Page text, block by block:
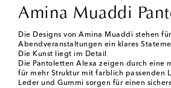
Amina Muaddi
Die Designs von Amina Muaddi stehen
Abendveranstaltungen ein klares
Die Kunst liegt im Detail
Die Pantoletten Alexa zeigen durch eine
für mehr Struktur mit farblich passenden
Leder und Gummi sorgen für einen